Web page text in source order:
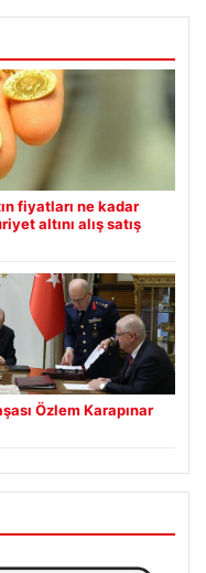
fiyatları ne kadar
altını alış satış
Özlem Karapınar